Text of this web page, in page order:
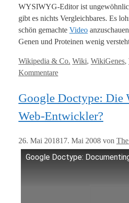
WYSIWYG-Editor ist
gibt es nichts Vergleichbares. Es
schön gemachte Video
Genen und Proteinen wenig
Kategorien
Wikipedia & Co. Tags
Wiki, WikiGenes,
Kommentare
Google Doctype: Die
Web-Entwickler?
26. Mai 201817. Mai 2008 von
Google Doctype: